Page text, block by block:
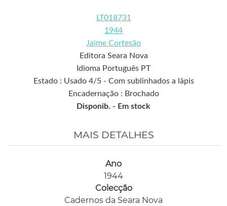
LT018731
1944
Jaime Cortesão
Editora Seara Nova
Idioma Português PT
Estado : Usado 4/5 - Com sublinhados a lápis
Encadernação : Brochado
Disponib. - Em stock
MAIS DETALHES
Ano
1944
Colecção
Cadernos da Seara Nova